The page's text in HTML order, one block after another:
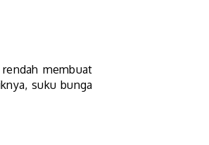
membuat
suku bunga